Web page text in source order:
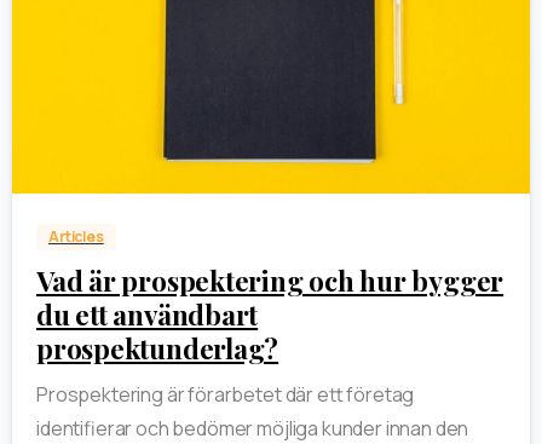
Articles
Vad är prospektering och hur bygger
du ett användbart
prospektunderlag?
Prospektering är förarbetet där ett företag
identifierar och bedömer möjliga kunder innan den